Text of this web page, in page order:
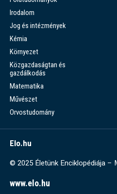
Irodalom
Jog és intézmények
Kémia
Környezet
Közgazdaságtan és
gazdálkodás
Matematika
Művészet
Orvostudomány
Elo.hu
© 2025 Életünk Enciklopédiája –
www.elo.hu